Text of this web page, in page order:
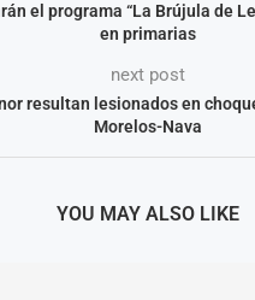
el programa “La Brújula de
en primarias
next post
resultan lesionados en
Morelos-Nava
YOU MAY ALSO LIKE